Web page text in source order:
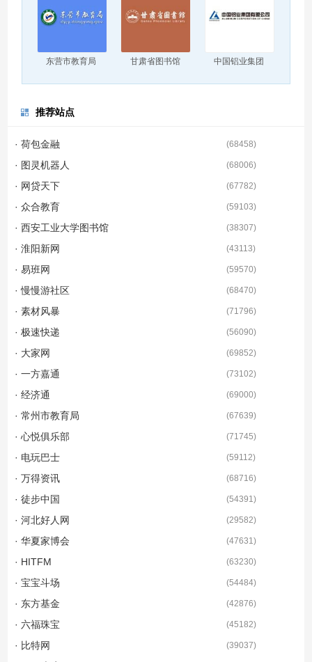
东营市教育局 甘肃省图书馆 中国铝业集团
推荐站点
· 荷包金融 (68458)
· 图灵机器人 (68006)
· 网贷天下 (67782)
· 众合教育 (59103)
· 西安工业大学图书馆 (38307)
· 淮阳新网 (43113)
· 易班网 (59570)
· 慢慢游社区 (68470)
· 素材风暴 (71796)
· 极速快递 (56090)
· 大家网 (69852)
· 一方嘉通 (73102)
· 经济通 (69000)
· 常州市教育局 (67639)
· 心悦俱乐部 (71745)
· 电玩巴士 (59112)
· 万得资讯 (68716)
· 徒步中国 (54391)
· 河北好人网 (29582)
· 华夏家博会 (47631)
· HITFM (63230)
· 宝宝斗场 (54484)
· 东方基金 (42876)
· 六福珠宝 (45182)
· 比特网 (39037)